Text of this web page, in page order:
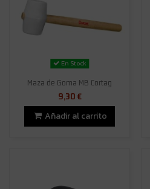
En Stock
Maza de Goma MB Cortag
9,30 €
Añadir al carrito